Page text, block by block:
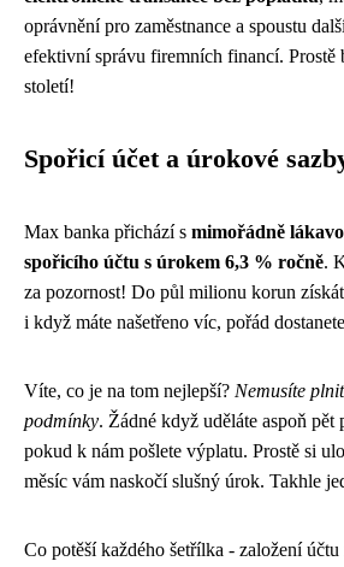
oprávnění pro zaměstnance a spoustu
efektivní správu firemních financí. Prostě
století!
Spořicí účet a úrokové
Max banka přichází s mimořádně
spořicího účtu s úrokem 6,3 % ročně.
za pozornost! Do půl milionu korun
i když máte našetřeno víc, pořád
Víte, co je na tom nejlepší? Nemusíte
podmínky. Žádné když uděláte aspoň pět
pokud k nám pošlete výplatu. Prostě si
měsíc vám naskočí slušný úrok. Takhle
Co potěší každého šetřílka - založení